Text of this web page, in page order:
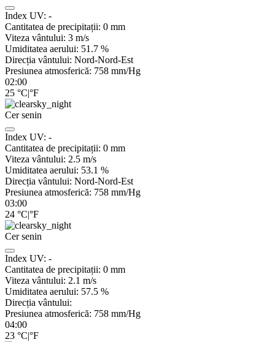
Index UV: -
Cantitatea de precipitații: 0 mm
Viteza vântului: 3 m/s
Umiditatea aerului: 51.7 %
Direcția vântului: Nord-Nord-Est
Presiunea atmosferică: 758 mm/Hg
02:00
25 °C|°F
Cer senin
Index UV: -
Cantitatea de precipitații: 0 mm
Viteza vântului: 2.5 m/s
Umiditatea aerului: 53.1 %
Direcția vântului: Nord-Nord-Est
Presiunea atmosferică: 758 mm/Hg
03:00
24 °C|°F
Cer senin
Index UV: -
Cantitatea de precipitații: 0 mm
Viteza vântului: 2.1 m/s
Umiditatea aerului: 57.5 %
Direcția vântului:
Presiunea atmosferică: 758 mm/Hg
04:00
23 °C|°F